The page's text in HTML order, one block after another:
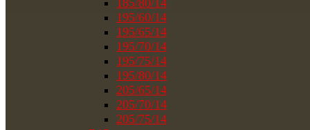
185/80/14
195/60/14
195/65/14
195/70/14
195/75/14
195/80/14
205/65/14
205/70/14
205/75/14